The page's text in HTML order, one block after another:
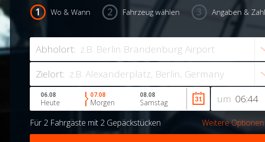
Wo & Wann Fahrzeug wählen Angaben &
Abholort:
Zielort:
um
06.08
Heute
07.08
Morgen
08.08
Samstag
Für 2 Fahrgäste mit 2 Gepäckstücken Weitere Optionen